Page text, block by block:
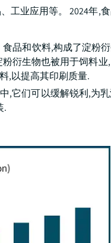
工业应用等。 2024年,
品和饮料,构成了淀粉
衍生物也被用于饲料
,以提高其印刷质量.
,它们可以缓解锐利,为
.